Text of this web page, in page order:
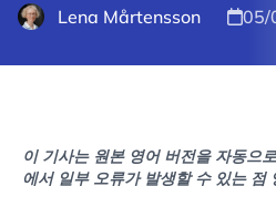
Lena Mårtensson 05/
이 기사는 원본 영어 버전을 자동으
에서 일부 오류가 발생할 수 있는 점